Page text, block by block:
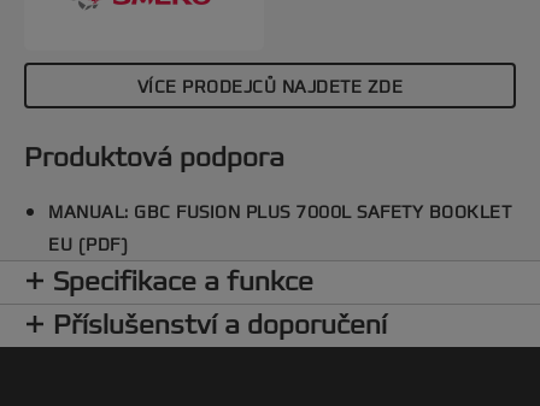
VÍCE PRODEJCŮ NAJDETE ZDE
Produktová podpora
MANUAL: GBC FUSION PLUS 7000L SAFETY BOOKLET
EU (PDF)
Specifikace a funkce
Příslušenství a doporučení